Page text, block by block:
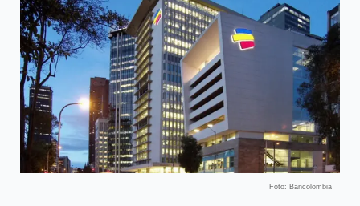
Foto: Bancolombia